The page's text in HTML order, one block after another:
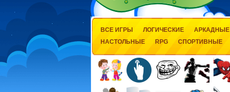
ВСЕ ИГРЫ ЛОГИЧЕСКИЕ АРКАДНЫЕ
НАСТОЛЬНЫЕ
RPG СПОРТИВНЫЕ